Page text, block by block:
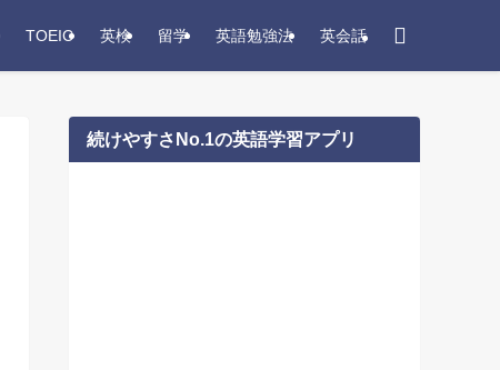
TOEIC 英検 留学 英語勉強法 英会話
続けやすさNo.1の英語学習アプリ